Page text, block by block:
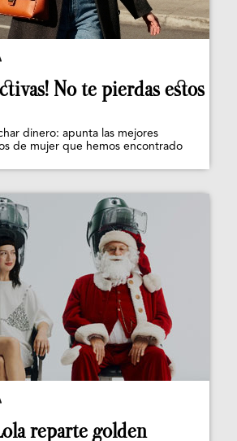
No te pierdas estos
dinero: apunta las mejores
de mujer que hemos encontrado
reparte golden